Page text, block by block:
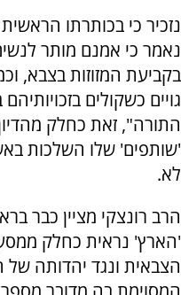
נזכיר כי בכותרתו
נאמר כי אמנם מותר
בקביעת המזוזות בצבא,
גויים כשקולים
התורה", זאת כחלק
'שותפים' שלו השלכות
לא.
הרב רונצקי מציין כבר
'הארץ' נראית כחלק
הצבאית ונגד יהדותה